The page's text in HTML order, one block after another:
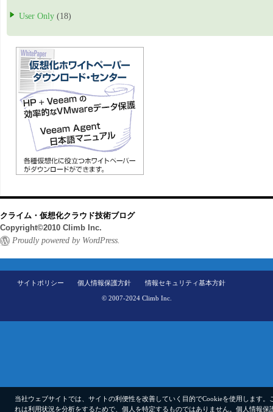
User Only (18)
クライム・仮想化クラウド技術ブログ
Copyright©2010 Climb Inc.
Proudly powered by WordPress.
サイトポリシー 個人情報保護方針 情報セキュリティ基本方針
© 2007-2024 Climb Inc.
当社ウェブサイトでは、サイトの利便性を改善していく目的でCookieを使用します。
れは利用状況を分析をするためで、個人を特定するものではありません。 個人情報保